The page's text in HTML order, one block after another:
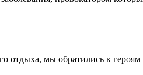
отдыха, мы обратились к